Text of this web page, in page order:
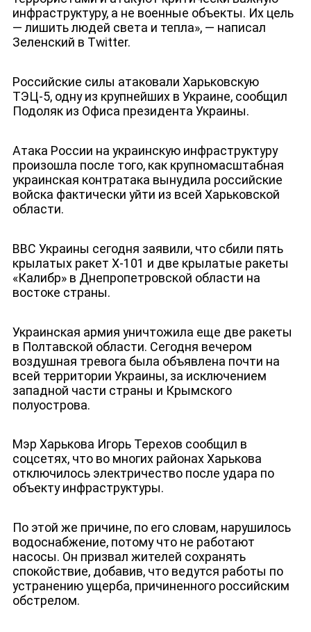
ЮТУБ-КАНАЛ
инфраструктуру, а не военные объекты. Их цель
— лишить людей света и тепла», — написал
Зеленский в Twitter.
Российские силы атаковали Харьковскую
ТЭЦ-5, одну из крупнейших в Украине, сообщил
Подоляк из Офиса президента Украины.
Атака России на украинскую инфраструктуру
произошла после того, как крупномасштабная
украинская контратака вынудила российские
войска фактически уйти из всей Харьковской
области.
ВВС Украины сегодня заявили, что сбили пять
крылатых ракет Х-101 и две крылатые ракеты
«Калибр» в Днепропетровской области на
востоке страны.
Украинская армия уничтожила еще две ракеты
в Полтавской области. Сегодня вечером
воздушная тревога была объявлена почти на
всей территории Украины, за исключением
западной части страны и Крымского
полуострова.
Мэр Харькова Игорь Терехов сообщил в
соцсетях, что во многих районах Харькова
отключилось электричество после удара по
объекту инфраструктуры.
По этой же причине, по его словам, нарушилось
водоснабжение, потому что не работают
насосы. Он призвал жителей сохранять
спокойствие, добавив, что ведутся работы по
устранению ущерба, причиненного российским
обстрелом.